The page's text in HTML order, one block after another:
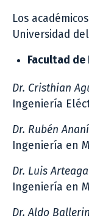
Los
Universidad
Facultad
Dr. Cristhian
Ingeniería
Dr. Rubén
Ingeniería en
Dr. Luis
Ingeniería en
Dr. Aldo